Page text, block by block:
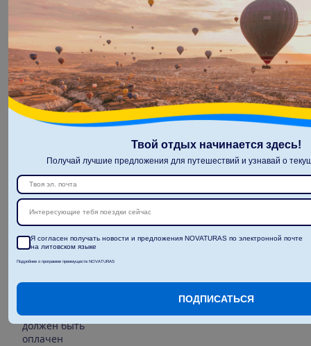
Национальна
я категория
гостиницы –
4*
Шезлонги у
бассейна
Зонты у
бассейна
Беспроводно
й интернет
каменистого
50 м
Примечания
Интернет
страница:
должен быть
оплачен
Твой отдых начинается здесь!
Получай лучшие предложения для путешествий и узнавай о
Интересующие тебя поездки сейчас
Я согласен получать новости и предложения NOVATURAS по электронной почте
на литовском языке
Подробнее о программе преимуществ NOVATURAS
ПОДПИСАТЬСЯ